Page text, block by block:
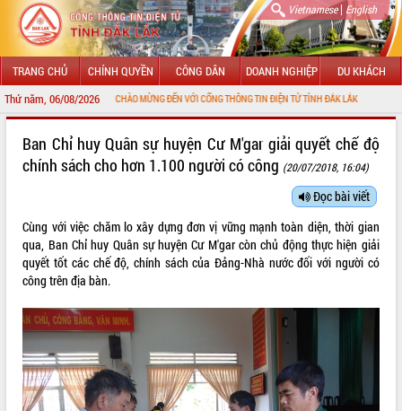
Vietnamese| English
TRANG CHỦ CHÍNH QUYỀN CÔNG DÂN DOANH NGHIỆP DU KHÁCH
Thứ năm, 06/08/2026CHÀO MỪNG ĐẾN VỚI CỔNG THÔNG TIN ĐIỆN TỬ TỈNH ĐẮK LẮK
LÃNH ĐẠO UBND TỈNH
SỞ, BAN, NGÀNH
UBND CÁC XÃ, PHƯỜNG
THÔNG TIN CHỈ ĐẠO ĐIỀU HÀNH
HỆ THỐNG VĂN BẢN
VĂN BẢN HĐND TỈNH
Ban Chỉ huy Quân sự huyện Cư M'gar giải quyết chế độ
chính sách cho hơn 1.100 người có công (20/07/2018, 16:04)
Đọc bài viết
Cùng với việc chăm lo xây dựng đơn vị vững mạnh toàn diện, thời gian
qua, Ban Chỉ huy Quân sự huyện Cư M'gar còn chủ động thực hiện giải
quyết tốt các chế độ, chính sách của Đảng-Nhà nước đối với người có
công trên địa bàn.